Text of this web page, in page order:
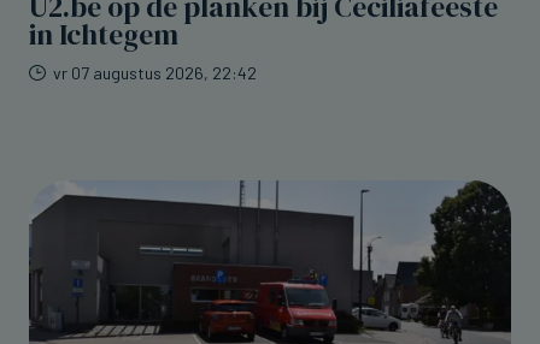
in Ichtegem
vr 07 augustus 2026, 22:42